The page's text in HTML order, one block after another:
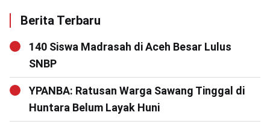
Berita Terbaru
140 Siswa Madrasah di Aceh Besar Lulus
SNBP
YPANBA: Ratusan Warga Sawang Tinggal di
Huntara Belum Layak Huni